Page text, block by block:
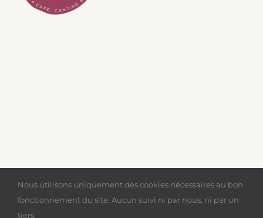
Discover our zero waste shop F.A.Q.
Nous utilisons uniquement des cookies nécessaires au bon
fonctionnement du site. Aucun suivi ni par nous, ni par un
tiers.